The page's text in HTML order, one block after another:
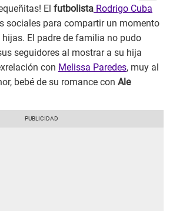
El futbolista Rodrigo Cuba
sociales para compartir un momento
El padre de familia no pudo
seguidores al mostrar a su hija
con Melissa Paredes, muy al
bebé de su romance con Ale